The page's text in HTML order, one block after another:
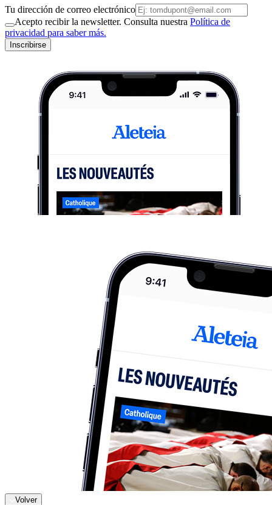
Tu dirección de correo electrónico
Acepto recibir la newsletter. Consulta nuestra Política de
privacidad para saber más.
Inscribirse
Volver